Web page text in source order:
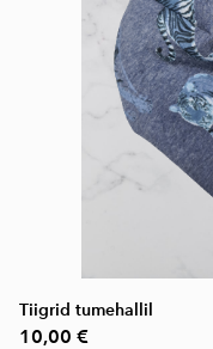
Tiigrid tumehallil
10,00 €